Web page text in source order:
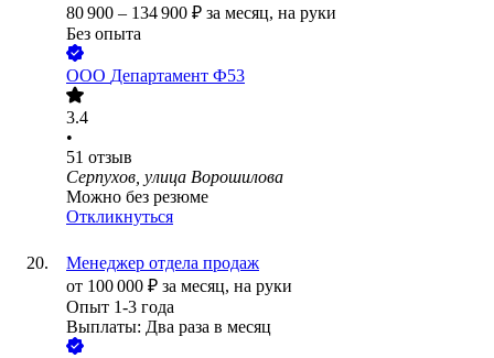
80 900 – 134 900 ₽ за месяц, на руки
Без опыта
ООО Департамент Ф53
3.4
•
51 отзыв
Серпухов, улица Ворошилова
Можно без резюме
Откликнуться
Менеджер отдела продаж
от 100 000 ₽ за месяц, на руки
Опыт 1-3 года
Выплаты: Два раза в месяц